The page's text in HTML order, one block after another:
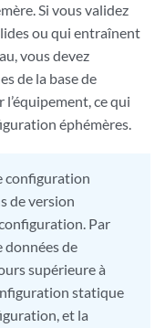
Si vous validez
ou qui entraînent
vous devez
de la base de
ce qui
éphémères.
configuration
de version
Par
données de
supérieure à
statique
et la